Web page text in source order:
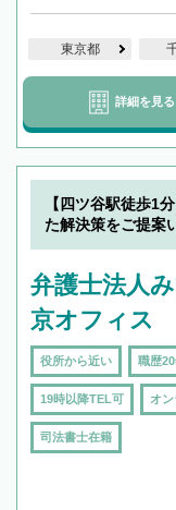
東京都
詳細を見る
【四ツ谷駅徒歩1
た解決策をご提案
弁護士法人
京オフィス
役所から近い 職歴
19時以降TEL可 オ
司法書士在籍